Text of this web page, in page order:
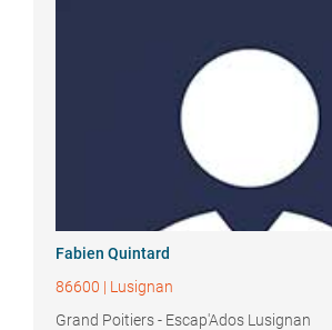
Fabien Quintard
86600 | Lusignan
Grand Poitiers - Escap'Ados Lusignan